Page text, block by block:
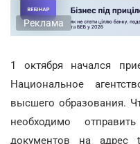
Реклама
1 октября начался
Национальное
высшего образования.
необходимо
документов на адрес